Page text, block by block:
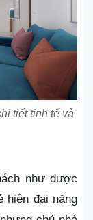
tiết tinh tế và
như được
hiện đại năng